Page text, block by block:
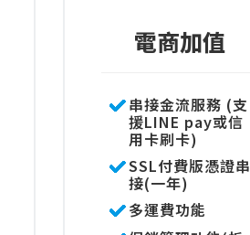
電商加值
串接金流服務 (支
援LINE pay或信
用卡刷卡)
SSL付費版憑證串
接(一年)
多運費功能